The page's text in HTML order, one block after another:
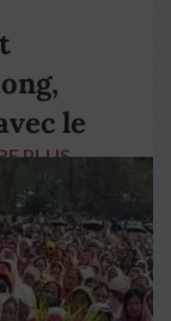
le
PLUS →